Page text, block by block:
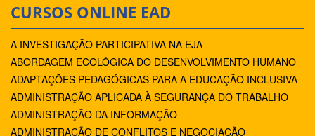
CURSOS ONLINE EAD
A INVESTIGAÇÃO PARTICIPATIVA NA EJA
ABORDAGEM ECOLÓGICA DO DESENVOLVIMENTO HUMANO
ADAPTAÇÕES PEDAGÓGICAS PARA A EDUCAÇÃO INCLUSIVA
ADMINISTRAÇÃO APLICADA À SEGURANÇA DO TRABALHO
ADMINISTRAÇÃO DA INFORMAÇÃO
ADMINISTRAÇÃO DE CONFLITOS E NEGOCIAÇÃO